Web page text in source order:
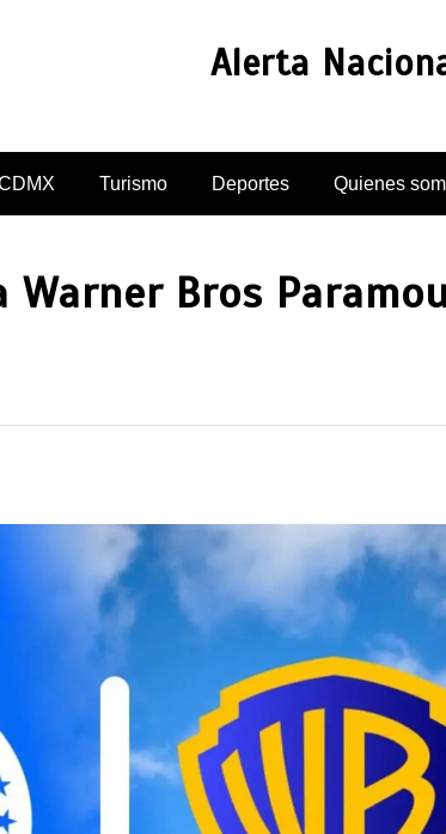
Alerta
Turismo Deportes Quienes
Warner Bros